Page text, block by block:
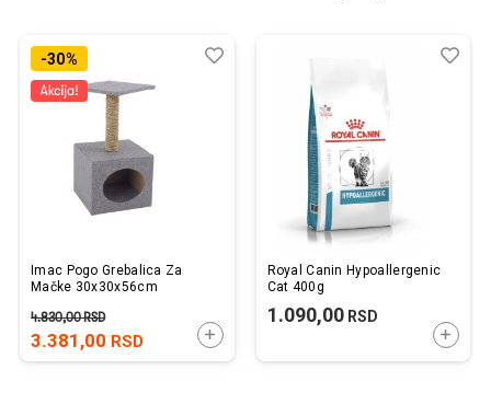
-30%
Imac Pogo Grebalica Za
Mačke 30x30x56cm
3.381,00 RSD
4.830,00RSD
DODAJTE U KORPU
Dodaj
Uporedi
Royal Canin Hypoallergenic
Cat 400g
1.090,00RSD